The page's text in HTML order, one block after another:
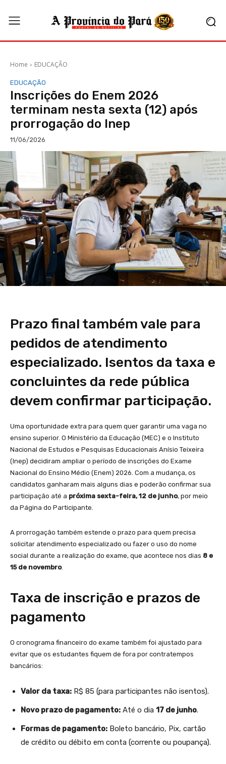
Home EDUCAÇÃO
EDUCAÇÃO
Inscrições do Enem 2026
terminam nesta sexta (12) após
prorrogação do Inep
11/06/2026
Prazo final também vale para
pedidos de atendimento
especializado. Isentos da taxa e
concluintes da rede pública
devem confirmar participação.
Uma oportunidade extra para quem quer garantir uma vaga no
ensino superior. O Ministério da Educação (MEC) e o Instituto
Nacional de Estudos e Pesquisas Educacionais Anísio Teixeira
(Inep) decidiram ampliar o período de inscrições do Exame
Nacional do Ensino Médio (Enem) 2026. Com a mudança, os
candidatos ganharam mais alguns dias e poderão confirmar sua
participação até a próxima sexta-feira, 12 de junho, por meio
da Página do Participante.
A prorrogação também estende o prazo para quem precisa
solicitar atendimento especializado ou fazer o uso do nome
social durante a realização do exame, que acontece nos dias 8 e
15 de novembro.
Taxa de inscrição e prazos de
pagamento
O cronograma financeiro do exame também foi ajustado para
evitar que os estudantes fiquem de fora por contratempos
bancários:
Valor da taxa: R$ 85 (para participantes não isentos).
Novo prazo de pagamento: Até o dia 17 de junho.
Formas de pagamento: Boleto bancário, Pix, cartão
de crédito ou débito em conta (corrente ou poupança).